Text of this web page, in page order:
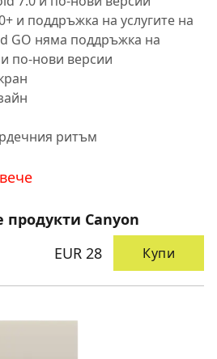
и поддръжка на услугите на
GO няма поддръжка на
и по-нови версии
ритъм
продукти Canyon
EUR 28
Купи